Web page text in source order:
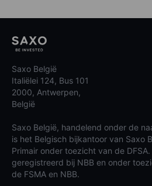
Saxo België
Italiëlei 124, Bus 101
2000, Antwerpen,
België
Saxo België, handelend onder de
is het Belgisch bijkantoor van Saxo
Primair onder toezicht van de
geregistreerd bij NBB en onder
de FSMA en NBB.